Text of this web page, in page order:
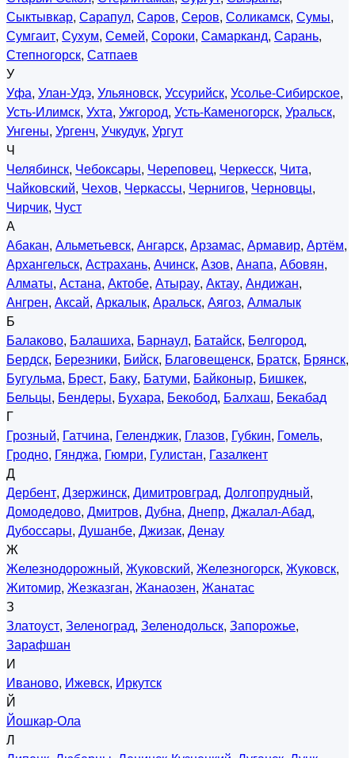
Сыктывкар, Сарапул, Саров, Серов, Соликамск, Сумы,
Сумгаит, Сухум, Семей, Сороки, Самарканд, Сарань,
Степногорск, Сатпаев
У
Уфа, Улан-Удэ, Ульяновск, Уссурийск, Усолье-Сибирское,
Усть-Илимск, Ухта, Ужгород, Усть-Каменогорск, Уральск,
Унгены, Ургенч, Учкудук, Ургут
Ч
Челябинск, Чебоксары, Череповец, Черкесск, Чита,
Чайковский, Чехов, Черкассы, Чернигов, Черновцы,
Чирчик, Чуст
А
Абакан, Альметьевск, Ангарск, Арзамас, Армавир, Артём,
Архангельск, Астрахань, Ачинск, Азов, Анапа, Абовян,
Алматы, Астана, Актобе, Атырау, Актау, Андижан,
Ангрен, Аксай, Аркалык, Аральск, Аягоз, Алмалык
Б
Балаково, Балашиха, Барнаул, Батайск, Белгород,
Бердск, Березники, Бийск, Благовещенск, Братск, Брянск,
Бугульма, Брест, Баку, Батуми, Байконыр, Бишкек,
Бельцы, Бендеры, Бухара, Бекобод, Балхаш, Бекабад
Г
Грозный, Гатчина, Геленджик, Глазов, Губкин, Гомель,
Гродно, Гянджа, Гюмри, Гулистан, Газалкент
Д
Дербент, Дзержинск, Димитровград, Долгопрудный,
Домодедово, Дмитров, Дубна, Днепр, Джалал-Абад,
Дубоссары, Душанбе, Джизак, Денау
Ж
Железнодорожный, Жуковский, Железногорск, Жуковск,
Житомир, Жезказган, Жанаозен, Жанатас
З
Златоуст, Зеленоград, Зеленодольск, Запорожье,
Зарафшан
И
Иваново, Ижевск, Иркутск
Й
Йошкар-Ола
Л